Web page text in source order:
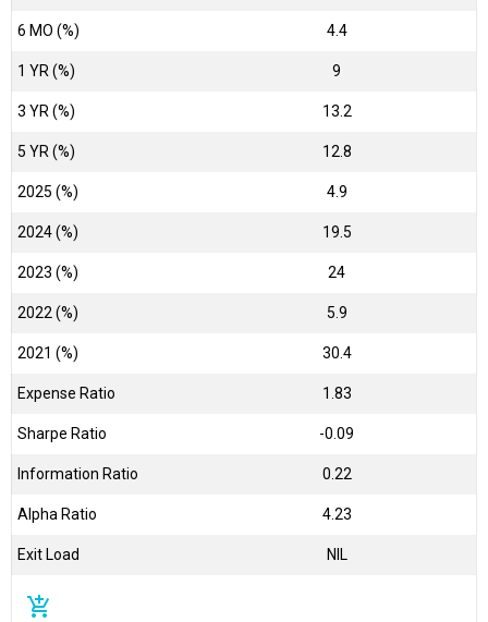
6 MO (%) 4.4
1 YR (%) 9
3 YR (%) 13.2
5 YR (%) 12.8
2025 (%) 4.9
2024 (%) 19.5
2023 (%) 24
2022 (%) 5.9
2021 (%) 30.4
Expense Ratio 1.83
Sharpe Ratio -0.09
Information Ratio 0.22
Alpha Ratio 4.23
Exit Load NIL
add_shopping_cart